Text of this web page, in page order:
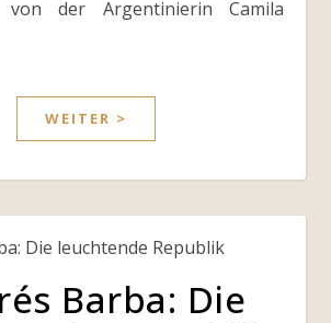
von der Argentinierin Camila
WEITER >
Barba: Die